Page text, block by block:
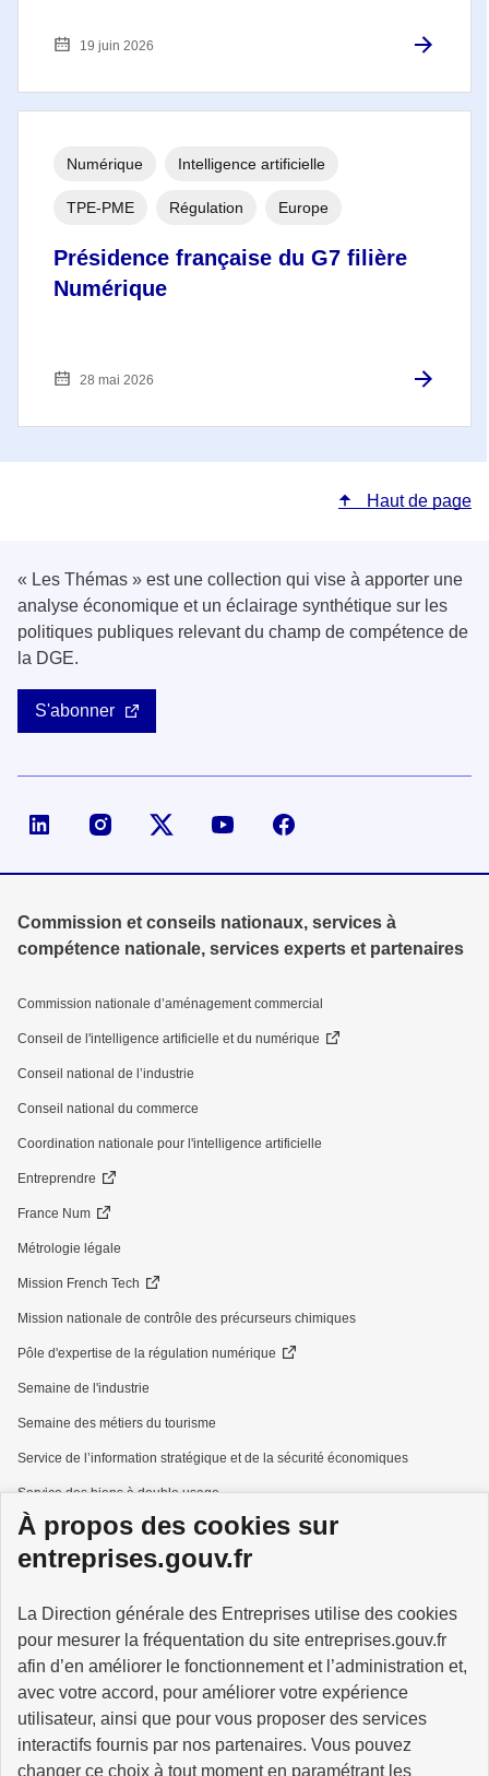
À propos des cookies sur
entreprises.gouv.fr
La Direction générale des Entreprises utilise des cookies
pour mesurer la fréquentation du site entreprises.gouv.fr
afin d’en améliorer le fonctionnement et l’administration et,
avec votre accord, pour améliorer votre expérience
utilisateur, ainsi que pour vous proposer des services
interactifs fournis par nos partenaires. Vous pouvez
changer ce choix à tout momenten paramétrant les
19 juin 2026
Présidence française du G7 filière
Numérique
Numérique Intelligence artificielle
TPE-PME Régulation Europe
28 mai 2026
Haut de page
« Les Thémas » est une collection qui vise à apporter une
analyse économique et un éclairage synthétique sur les
politiques publiques relevant du champ de compétence de
la DGE.
S'abonner
Page LinkedIn de la DGECompte X (ex-Twitter) de la DGE
Commission et conseils nationaux, services à
compétence nationale, services experts et partenaires
Commission nationale d’aménagement commercial
Conseil de l'intelligence artificielle et du numérique
Conseil national de l’industrie
Conseil national du commerce
Coordination nationale pour l'intelligence artificielle
Entreprendre
France Num
Métrologie légale
Mission French Tech
Mission nationale de contrôle des précurseurs chimiques
Pôle d'expertise de la régulation numérique
Semaine de l'industrie
Semaine des métiers du tourisme
Service de l’information stratégique et de la sécurité économiques
Service des biens à double usage
Services à la personne
GOUVERNEMENT
info.gouv.fr service-public.gouv.fr